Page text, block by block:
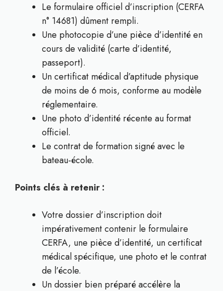
Le formulaire officiel d’inscription (CERFA
n° 14681) dûment rempli.
Une photocopie d’une pièce d’identité en
cours de validité (carte d’identité,
passeport).
Un certificat médical d’aptitude physique
de moins de 6 mois, conforme au modèle
réglementaire.
Une photo d’identité récente au format
officiel.
Le contrat de formation signé avec le
bateau-école.
Points clés à retenir :
Votre dossier d’inscription doit
impérativement contenir le formulaire
CERFA, une pièce d’identité, un certificat
médical spécifique, une photo et le contrat
de l’école.
Un dossier bien préparé accélère la